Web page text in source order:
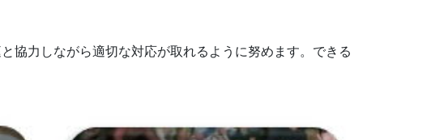
協力しながら適切な対応が取れるように努めます。できる